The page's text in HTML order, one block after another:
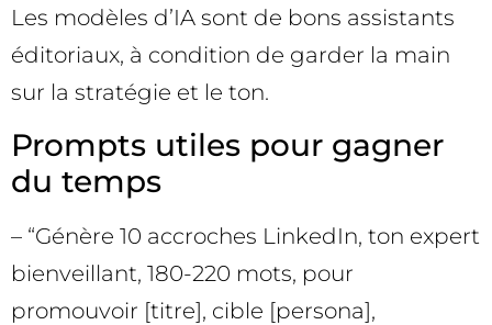
Les modèles d’IA sont de bons assistants
éditoriaux, à condition de garder la main
sur la stratégie et le ton.
Prompts utiles pour gagner
du temps
– “Génère 10 accroches LinkedIn, ton expert
bienveillant, 180-220 mots, pour
promouvoir [titre], cible [persona],